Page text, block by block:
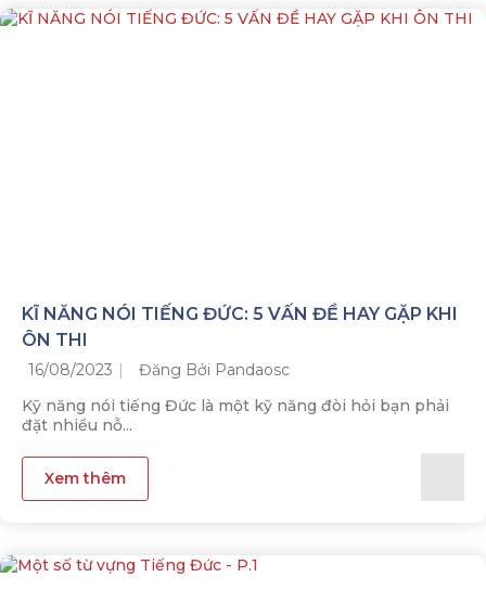
KĨ NĂNG NÓI TIẾNG ĐỨC: 5 VẤN ĐỀ HAY GẶP KHI
ÔN THI
16/08/2023
Đăng Bởi Pandaosc
Kỹ năng nói tiếng Đức là một kỹ năng đòi hỏi bạn phải
đặt nhiều nỗ...
Xem thêm